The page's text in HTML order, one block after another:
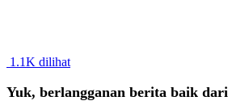
1.1K dilihat
Yuk, berlangganan berita baik